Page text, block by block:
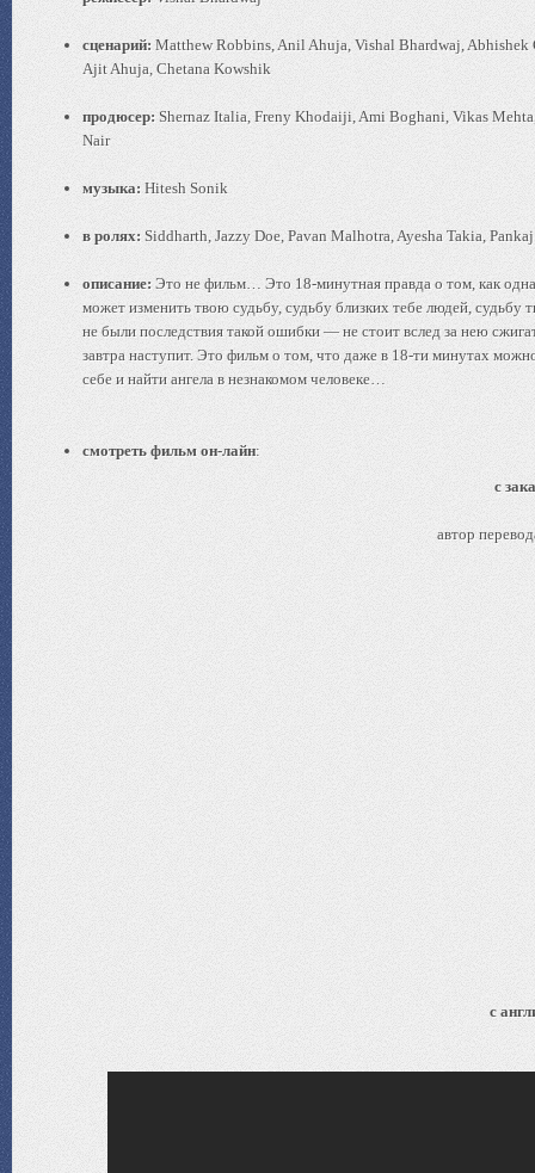
сценарий: Matthew Robbins, Anil Ahuja, Vishal Bhardwaj, Abhishek
Ajit Ahuja, Chetana Kowshik
продюсер: Shernaz Italia, Freny Khodaiji, Ami Boghani, Vikas
Nair
музыка: Hitesh Sonik
в ролях: Siddharth, Jazzy Doe, Pavan Malhotra, Ayesha Takia,
описание: Это не фильм… Это 18-минутная правда о том, как
может изменить твою судьбу, судьбу близких тебе людей,
не были последствия такой ошибки — не стоит вслед за нею
завтра наступит. Это фильм о том, что даже в 18-ти минутах
себе и найти ангела в незнакомом человеке…
смотреть фильм он-лайн:
с
автор
с